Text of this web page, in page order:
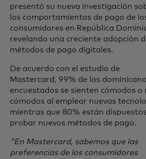
presentó su nueva investigación
los comportamientos de pago de
consumidores en República
revelando una creciente adopción
métodos de pago digitales.
De acuerdo con el estudio de
Mastercard, 99% de los
encuestados se sienten cómodos o
cómodos al emplear nuevas
mientras que 80% están
probar nuevos métodos de pago.
"En Mastercard, sabemos que las
preferencias de los consumidores